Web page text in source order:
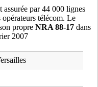
assurée par 44 000 lignes
opérateurs télécom. Le
propre NRA 88-17 dans
2007